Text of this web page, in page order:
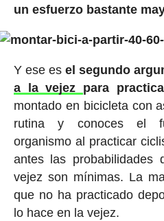
un esfuerzo bastante
Y ese es el segundo
a la vejez para
montado en bicicleta con
rutina y conoces el
organismo al practicar
antes las
vejez son mínimas. La
que no ha practicado
lo hace en la vejez.